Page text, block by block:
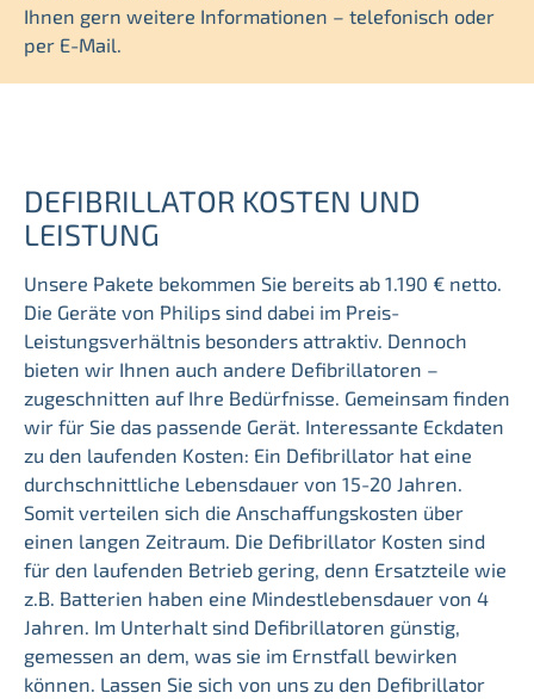
Ihnen gern weitere Informationen – telefonisch oder
per E-Mail.
DEFIBRILLATOR KOSTEN UND
LEISTUNG
Unsere Pakete bekommen Sie bereits ab 1.190 € netto.
Die Geräte von Philips sind dabei im Preis-
Leistungsverhältnis besonders attraktiv. Dennoch
bieten wir Ihnen auch andere Defibrillatoren –
zugeschnitten auf Ihre Bedürfnisse. Gemeinsam finden
wir für Sie das passende Gerät. Interessante Eckdaten
zu den laufenden Kosten: Ein Defibrillator hat eine
durchschnittliche Lebensdauer von 15-20 Jahren.
Somit verteilen sich die Anschaffungskosten über
einen langen Zeitraum. Die Defibrillator Kosten sind
für den laufenden Betrieb gering, denn Ersatzteile wie
z.B. Batterien haben eine Mindestlebensdauer von 4
Jahren. Im Unterhalt sind Defibrillatoren günstig,
gemessen an dem, was sie im Ernstfall bewirken
können. Lassen Sie sich von uns zu den Defibrillator